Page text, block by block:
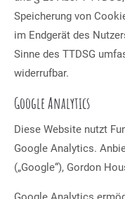
Speicherung von
im Endgerät des
Sinne des TTDSG
widerrufbar.
Google Analytics
Diese Website nutzt
Google Analytics.
(„Google“), Gordon